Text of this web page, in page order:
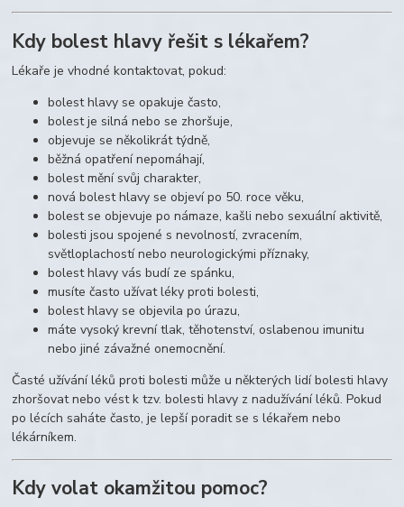
Kdy bolest hlavy řešit s lékařem?
Lékaře je vhodné kontaktovat, pokud:
bolest hlavy se opakuje často,
bolest je silná nebo se zhoršuje,
objevuje se několikrát týdně,
běžná opatření nepomáhají,
bolest mění svůj charakter,
nová bolest hlavy se objeví po 50. roce věku,
bolest se objevuje po námaze, kašli nebo sexuální aktivitě,
bolesti jsou spojené s nevolností, zvracením,
světloplachostí nebo neurologickými příznaky,
bolest hlavy vás budí ze spánku,
musíte často užívat léky proti bolesti,
bolest hlavy se objevila po úrazu,
máte vysoký krevní tlak, těhotenství, oslabenou imunitu
nebo jiné závažné onemocnění.
Časté užívání léků proti bolesti může u některých lidí bolesti hlavy
zhoršovat nebo vést k tzv. bolesti hlavy z nadužívání léků. Pokud
po lécích saháte často, je lepší poradit se s lékařem nebo
lékárníkem.
Kdy volat okamžitou pomoc?